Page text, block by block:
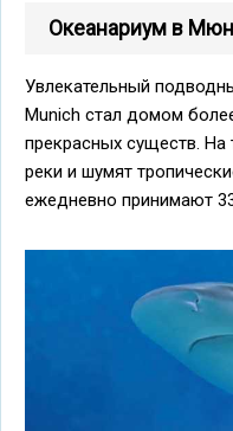
Океанариум в
Увлекательный
Munich стал домом
прекрасных существ. На
реки и шумят
ежедневно принимают